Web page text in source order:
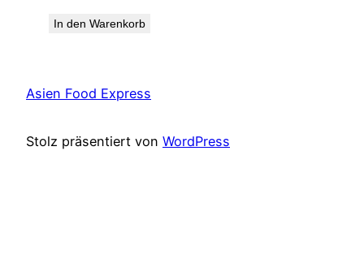
war: ist:
In den Warenkorb
Asien Food Express
Stolz präsentiert von WordPress